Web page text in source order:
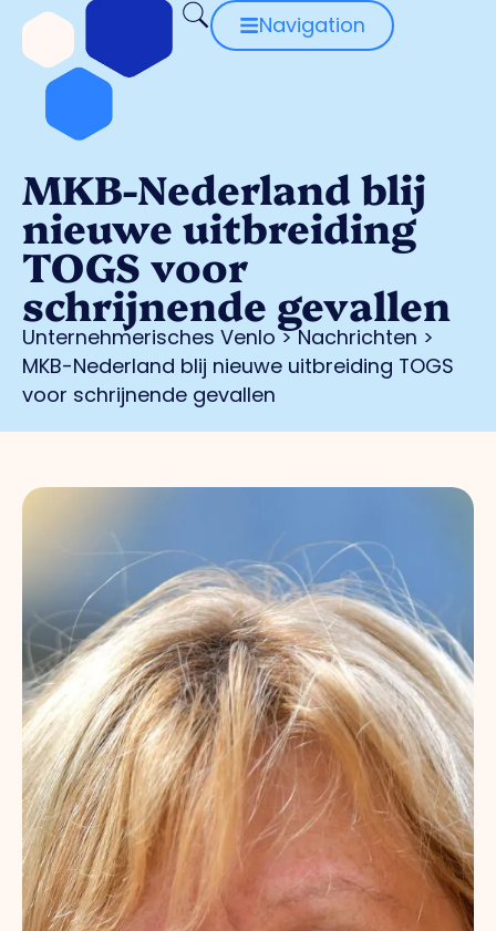
Navigation
MKB-Nederland blij
nieuwe uitbreiding
TOGS voor
schrijnende gevallen
Unternehmerisches Venlo>Nachrichten >
MKB-Nederland blij nieuwe uitbreiding TOGS
voor schrijnende gevallen